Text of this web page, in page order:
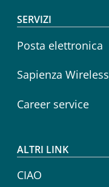
SERVIZI
Posta elettronica
Sapienza Wireless
Career service
ALTRI LINK
CIAO